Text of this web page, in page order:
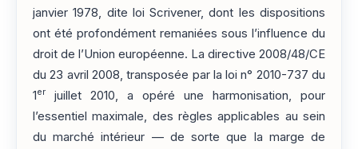
janvier 1978, dite loi Scrivener, dont les dispositions
ont été profondément remaniées sous l’influence du
droit de l’Union européenne. La directive 2008/48/CE
du 23 avril 2008, transposée par la loi n° 2010-737 du
1er
juillet 2010, a opéré une harmonisation, pour
l’essentiel maximale, des règles applicables au sein
du marché intérieur — de sorte que la marge de